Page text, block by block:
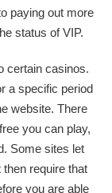
paying out more
status of VIP.
certain casinos.
a specific period
website. There
you can play,
Some sites let
require that
you are able